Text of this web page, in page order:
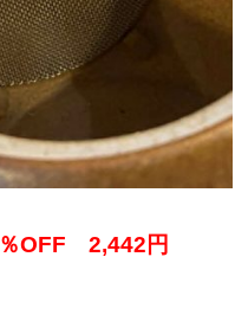
OFF 2,442円